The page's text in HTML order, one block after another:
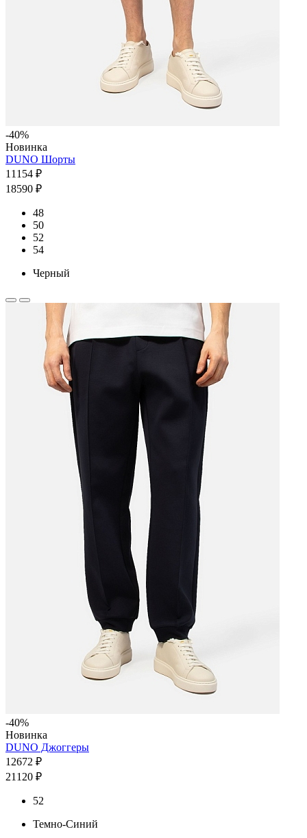
-40%
Новинка
DUNO Шорты
11154 ₽
18590 ₽
48
50
52
54
Черный
-40%
Новинка
DUNO Джоггеры
12672 ₽
21120 ₽
52
Темно-Синий